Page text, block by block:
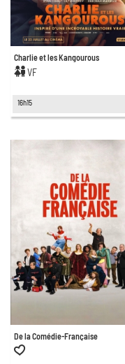
Charlie et les Kangourous
VF
16h15
De la Comédie-Française